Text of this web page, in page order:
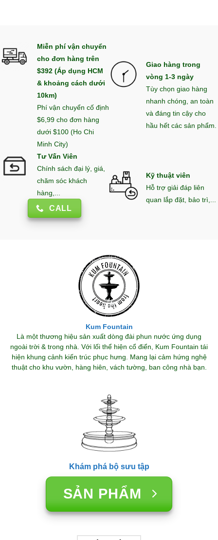
Miễn phí vận chuyển
cho đơn hàng trên
$392 (Áp dụng HCM
& khoảng cách dưới
10km)
Phí vận chuyển cố định
$6,99 cho đơn hàng
dưới $100 (Ho Chi
Minh City)
Giao hàng trong
vòng 1-3 ngày
Tùy chọn giao hàng
nhanh chóng, an toàn
và đáng tin cậy cho
hầu hết các sản phẩm.
Tư Vấn Viên
Chính sách đại lý, giá,
chăm sóc khách
hàng,...
CALL
Kỹ thuật viên
Hỗ trợ giải đáp liên
quan lắp đặt, bảo trì,...
Kum Fountain
Là một thương hiệu sản xuất dòng đài phun nước ứng dụng
ngoài trời & trong nhà. Với lối thể hiện cổ điển, Kum Fountain tái
hiện khung cảnh kiến trúc phục hưng. Mang lại cảm hứng nghệ
thuật cho khu vườn, hàng hiên, vách tường, ban công nhà bạn.
Khám phá bộ sưu tập
SẢN PHẨM